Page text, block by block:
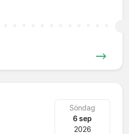
Söndag
6 sep
2026